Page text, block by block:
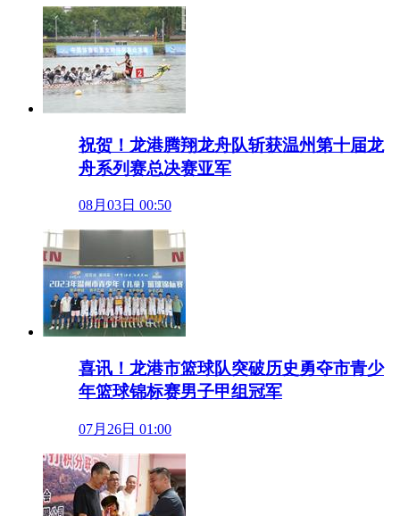
祝贺！龙港腾翔龙舟队斩获温州第十届龙
舟系列赛总决赛亚军
08月03日 00:50
喜讯！龙港市篮球队突破历史勇夺市青少
年篮球锦标赛男子甲组冠军
07月26日 01:00